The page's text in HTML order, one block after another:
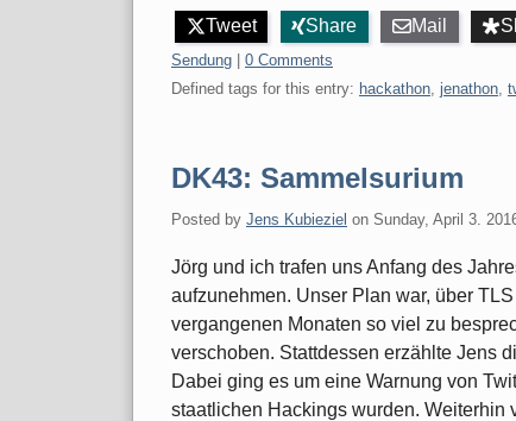
Tweet Share Mail
Categories:
Sendung
0 Comments
Defined tags for this entry: hackathon jenathon
DK43: Sammelsurium
Posted by Jens Kubieziel on Sunday, April 3.
Jörg und ich trafen uns Anfang des
aufzunehmen. Unser Plan war, über
vergangenen Monaten so viel zu
verschoben. Stattdessen erzählte Jens
Dabei ging es um eine Warnung von
staatlichen Hackings wurden. Weiterhin